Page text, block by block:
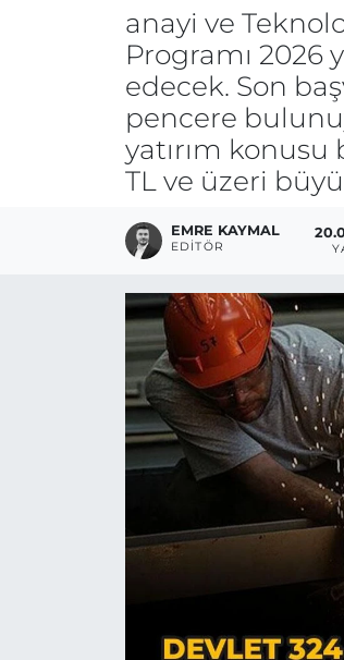
anayi ve
Programı 2026
edecek. Son
pencere
yatırım konusu
TL ve üzeri
EMRE KAYMAL
EDITÖR